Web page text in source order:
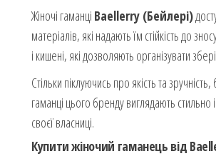
Жіночі гаманці Baellerry (Бейлері)
матеріалів, які надають їм стійкість до
і кишені, які дозволяють організувати
Стільки піклуючись про якість та
гаманці цього бренду виглядають
своєї власниці.
Купити жіночий гаманець від